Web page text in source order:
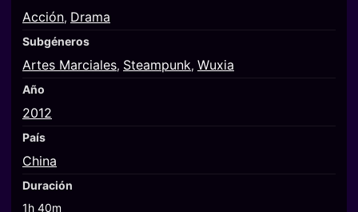
Acción, Drama
Subgéneros
Artes Marciales, Steampunk, Wuxia
Año
2012
País
China
Duración
1h 40m